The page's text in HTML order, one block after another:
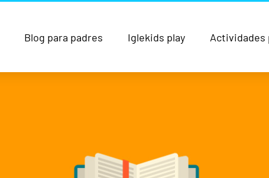
Blog para padres Iglekids play Actividades